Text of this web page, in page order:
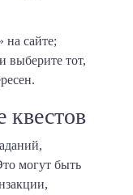
на сайте;
выберите тот,
могут быть